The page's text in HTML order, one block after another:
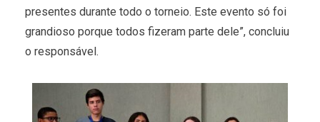
presentes durante todo o torneio. Este evento só foi
grandioso porque todos fizeram parte dele”, concluiu
o responsável.